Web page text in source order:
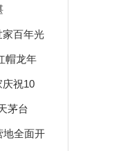
家百年光
帽龙年
祝10
茅台
地全面开